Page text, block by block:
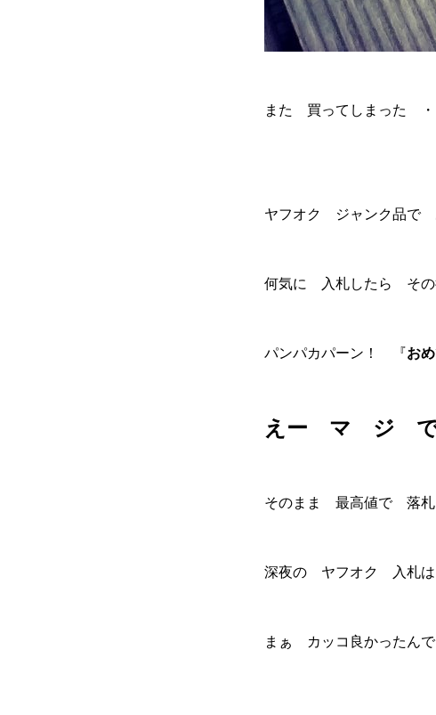
また 買ってしまった ・
ヤフオク ジャンク品で
何気に 入札したら そ
パンパカパーン！ 『お
えー マ ジ
そのまま 最高値で 落札
深夜の ヤフオク 入札
まぁ カッコ良かったん